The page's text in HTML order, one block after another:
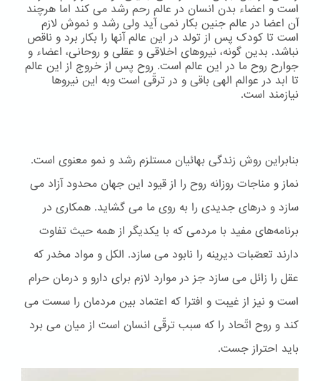
است و اعضاء بدن انسان در عالم رحم رشد می کند اما هرچند
آن اعضا در عالم جنین بکار نمی آید ولی رشد و نموش لازم
است تا کودک پس از تولد در این عالم آنها را بکار برد و ناقص
نباشد. بدین گونه، نیروهای اخلاقی و عقلی و روحانی، اعضاء و
جوارح روح ما در این عالم است. روح پس از خروج از این عالم
تا ابد در عوالم الهی باقی و در ترقّی است وبه اين نيروها
نيازمند است.
بنابراین روش زندگی بهائیان مستلزم رشد و نمو معنوی است.
نماز و مناجات روزانه روح را از قیود این جهان محدود آزاد می
سازد و درهای جدیدی را به روی ما می گشاید. همکاری در
برنامه‌های مفید با مردمی که با یکدیگر از همه حیث تفاوت
دارند تعصّبات دیرینه را نابود می سازد. الكل و مواد مخدر که
عقل را زائل می سازد جز در موارد لازم برای دارو و درمان حرام
است و نیز از غیبت و افترا که اعتماد بین مردمان را سست می
کند و روح اتّحاد را که سبب ترقّی انسان است از میان می برد
باید احتراز جست.